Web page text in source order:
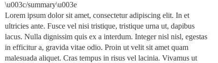
\u003c/summary\u003e
Lorem ipsum dolor sit amet, consectetur adipiscing elit. In et
ultricies ante. Fusce vel nisi tristique, tristique urna ut, dapibus
lacus. Nulla dignissim quis ex a interdum. Integer nisl nisl, egestas
in efficitur a, gravida vitae odio. Proin ut velit sit amet quam
malesuada aliquet. Cras tempus in risus vel lacinia. Vivamus ut